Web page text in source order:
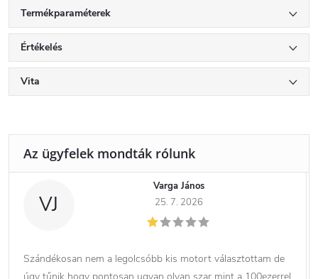
Termékparaméterek
Értékelés
Vita
VJ
Varga János
25. 7. 2026
Szándékosan nem a legolcsóbb kis motort választottam de
úgy tűnik hogy pontosan ugyan olyan szar mint a 100ezerrel